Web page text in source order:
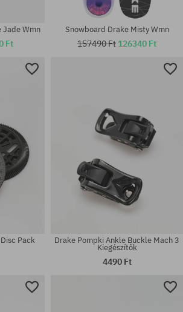
Jade Wmn
Ft
Snowboard Drake Misty Wmn
157490 Ft 126340 Ft
Pack Drake Pompki Ankle Buckle Mach 3
Kiegészítők
4490 Ft